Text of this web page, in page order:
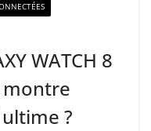
WATCH 8
montre
?